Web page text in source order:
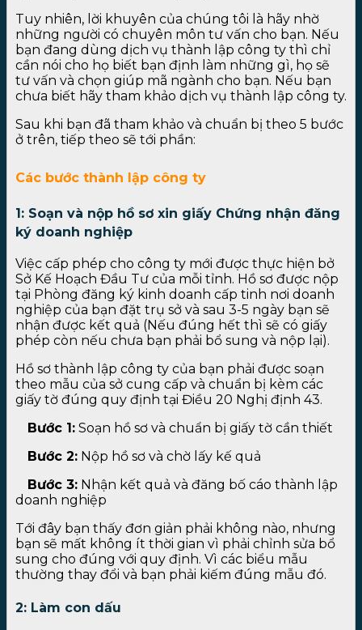
Tuy nhiên, lời khuyên của chúng tôi là hãy nhờ
những người có chuyên môn tư vấn cho bạn. Nếu
bạn đang dùng dịch vụ thành lập công ty thì chỉ
cần nói cho họ biết bạn định làm những gì, họ sẽ
tư vấn và chọn giúp mã ngành cho bạn. Nếu bạn
chưa biết hãy tham khảo dịch vụ thành lập công ty.
Sau khi bạn đã tham khảo và chuẩn bị theo 5 bước
ở trên, tiếp theo sẽ tới phần:
Các bước thành lập công ty
1: Soạn và nộp hồ sơ xin giấy Chứng nhận đăng
ký doanh nghiệp
Việc cấp phép cho công ty mới được thực hiện bở
Sở Kế Hoạch Đầu Tư của mỗi tỉnh. Hồ sơ được nộp
tại Phòng đăng ký kinh doanh cấp tinh nơi doanh
nghiệp của bạn đặt trụ sở và sau 3-5 ngày bạn sẽ
nhận được kết quả (Nếu đúng hết thì sẽ có giấy
phép còn nếu chưa bạn phải bổ sung và nộp lại).
Hồ sơ thành lập công ty của bạn phải được soạn
theo mẫu của sở cung cấp và chuẩn bị kèm các
giấy tờ đúng quy định tại Điều 20 Nghị định 43.
Bước 1: Soạn hồ sơ và chuẩn bị giấy tờ cần thiết
Bước 2: Nộp hồ sơ và chờ lấy kế quả
Bước 3: Nhận kết quả và đăng bố cáo thành lập
doanh nghiệp
Tới đây bạn thấy đơn giản phải không nào, nhưng
bạn sẽ mất không ít thời gian vì phải chỉnh sửa bổ
sung cho đúng với quy định. Vì các biểu mẫu
thường thay đổi và bạn phải kiếm đúng mẫu đó.
2: Làm con dấu